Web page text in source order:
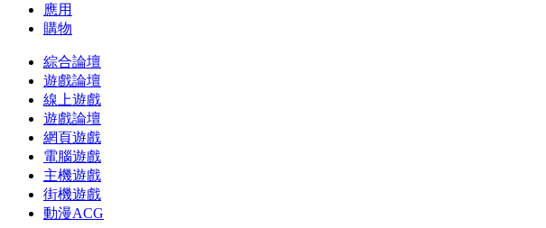
應用
購物
綜合論壇
遊戲論壇
線上遊戲
遊戲論壇
網頁遊戲
電腦遊戲
主機遊戲
街機遊戲
動漫ACG